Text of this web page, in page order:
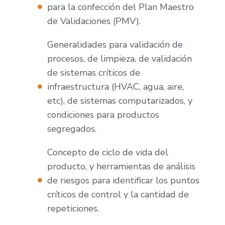
para la confección del Plan Maestro
de Validaciones (PMV).
Generalidades para validación de
procesos, de limpieza, de validación
de sistemas críticos de
infraestructura (HVAC, agua, aire,
etc), de sistemas computarizados, y
condiciones para productos
segregados.
Concepto de ciclo de vida del
producto, y herramientas de análisis
de riesgos para identificar los puntos
críticos de control y la cantidad de
repeticiones.